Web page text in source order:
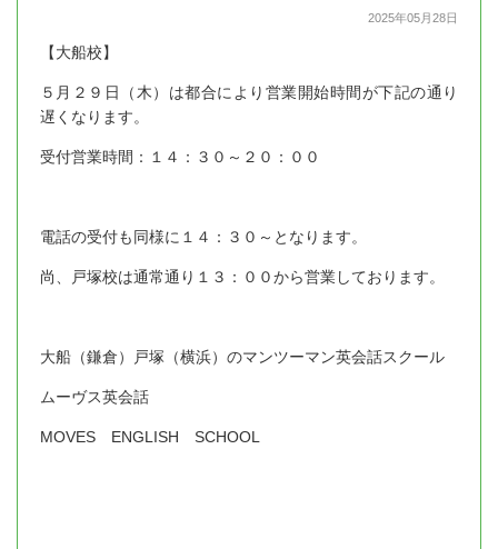
2025年05月28日
【大船校】
５月２９日（木）は都合により営業開始時間が下記の通り
遅くなります。
受付営業時間：１４：３０～２０：００
電話の受付も同様に１４：３０～となります。
尚、戸塚校は通常通り１３：００から営業しております。
大船（鎌倉）戸塚（横浜）のマンツーマン英会話スクール
ムーヴス英会話
MOVES ENGLISH SCHOOL